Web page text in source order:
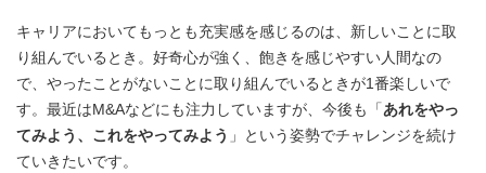
キャリアにおいてもっとも充実感を感じるのは、新しいことに取
り組んでいるとき。好奇心が強く、飽きを感じやすい人間なの
で、やったことがないことに取り組んでいるときが1番楽しいで
す。最近はM&Aなどにも注力していますが、今後も「あれをやっ
てみよう、これをやってみよう 」という姿勢でチャレンジを続け
ていきたいです。